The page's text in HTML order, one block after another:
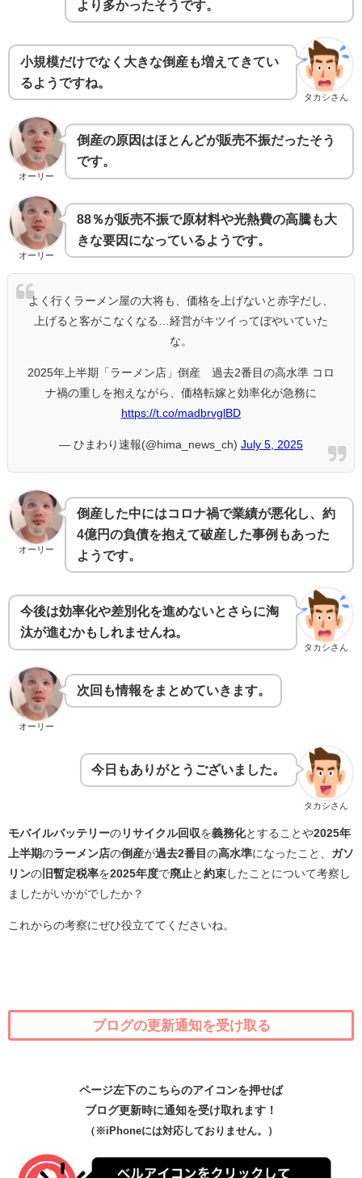
より多かったそうです。
タカシさん
小規模だけでなく大きな倒産も増えてきてい
るようですね。
オーリー
倒産の原因はほとんどが販売不振だったそう
です。
オーリー
88％が販売不振で原材料や光熱費の高騰も大
きな要因になっているようです。
よく行くラーメン屋の大将も、価格を上げないと赤字だし、
上げると客がこなくなる…経営がキツイってぼやいていた
な。
2025年上半期「ラーメン店」倒産 過去2番目の高水準 コロ
ナ禍の重しを抱えながら、価格転嫁と効率化が急務に
https://t.co/madbrvglBD
— ひまわり速報(@hima_news_ch) July 5, 2025
オーリー
倒産した中にはコロナ禍で業績が悪化し、約
4億円の負債を抱えて破産した事例もあった
ようです。
タカシさん
今後は効率化や差別化を進めないとさらに淘
汰が進むかもしれませんね。
オーリー
次回も情報をまとめていきます。
タカシさん
今日もありがとうございました。
モバイルバッテリーの リサイクル回収を義務化とすることや2025年
上半期のラーメン店の倒産が過去2番目 の高水準になったこと、 ガソ
リンの 旧暫定税率を2025年度で廃止 と 約束 したことについて考察し
ましたがいかがでしたか？
これからの考察にぜひ役立ててくださいね。
ブログの更新通知を受け取る
ページ左下のこちらのアイコンを押せば
ブログ更新時に通知を受け取れます！
（※iPhoneには対応しておりません。）